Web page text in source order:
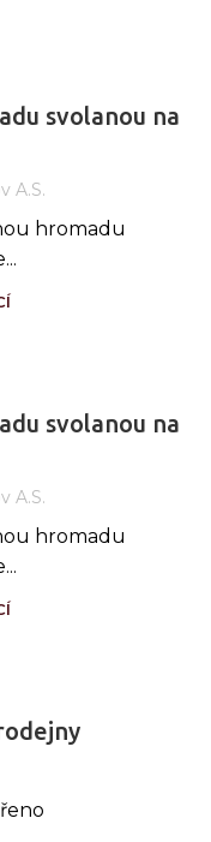
svolanou na
A.s.
hromadu
svolanou na
A.s.
hromadu